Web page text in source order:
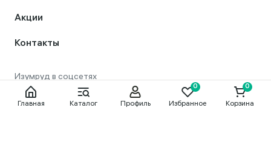
Акции
Контакты
Главная Каталог Профиль Избранное Корзина